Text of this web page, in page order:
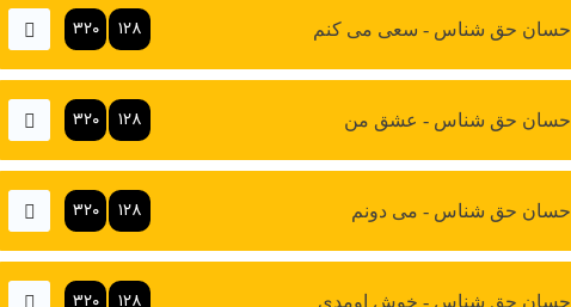
احسان حق شناس - سعی می کنم ۱۲۸ ۳۲۰
احسان حق شناس - عشق من ۱۲۸ ۳۲۰
احسان حق شناس - می دونم ۱۲۸ ۳۲۰
احسان حق شناس - خوش اومدی